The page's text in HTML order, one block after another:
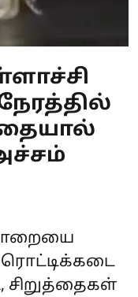
ரொட்டிக்கடை
சிறுத்தைகள்